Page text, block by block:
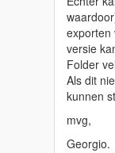
exporten
versie
Folder
Als dit
kunnen
mvg,
Georgio.